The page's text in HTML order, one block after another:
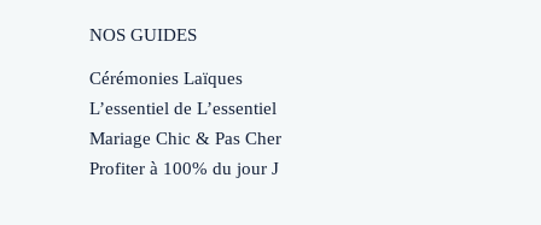
NOS GUIDES
Cérémonies Laïques
L’essentiel de L’essentiel
Mariage Chic & Pas Cher
Profiter à 100% du jour J